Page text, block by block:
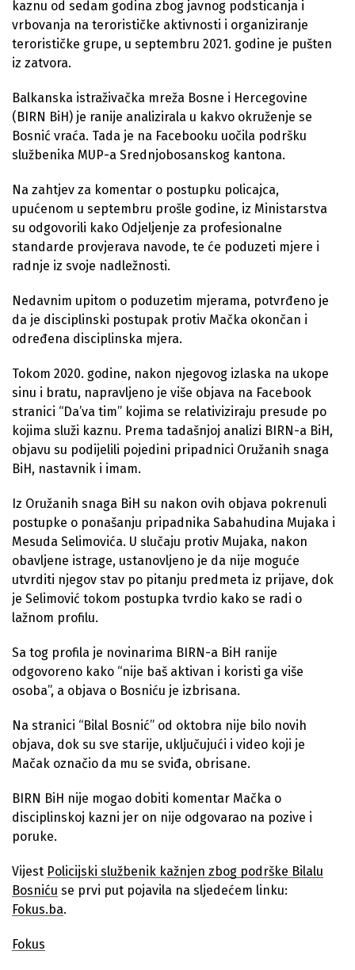
kaznu od sedam godina zbog javnog podsticanja i
vrbovanja na terorističke aktivnosti i organiziranje
terorističke grupe, u septembru 2021. godine je pušten
iz zatvora.
Balkanska istraživačka mreža Bosne i Hercegovine
(BIRN BiH) je ranije analizirala u kakvo okruženje se
Bosnić vraća. Tada je na Facebooku uočila podršku
službenika MUP-a Srednjobosanskog kantona.
Na zahtjev za komentar o postupku policajca,
upućenom u septembru prošle godine, iz Ministarstva
su odgovorili kako Odjeljenje za profesionalne
standarde provjerava navode, te će poduzeti mjere i
radnje iz svoje nadležnosti.
Nedavnim upitom o poduzetim mjerama, potvrđeno je
da je disciplinski postupak protiv Mačka okončan i
određena disciplinska mjera.
Tokom 2020. godine, nakon njegovog izlaska na ukope
sinu i bratu, napravljeno je više objava na Facebook
stranici “Da’va tim” kojima se relativiziraju presude po
kojima služi kaznu. Prema tadašnjoj analizi BIRN-a BiH,
objavu su podijelili pojedini pripadnici Oružanih snaga
BiH, nastavnik i imam.
Iz Oružanih snaga BiH su nakon ovih objava pokrenuli
postupke o ponašanju pripadnika Sabahudina Mujaka i
Mesuda Selimovića. U slučaju protiv Mujaka, nakon
obavljene istrage, ustanovljeno je da nije moguće
utvrditi njegov stav po pitanju predmeta iz prijave, dok
je Selimović tokom postupka tvrdio kako se radi o
lažnom profilu.
Sa tog profila je novinarima BIRN-a BiH ranije
odgovoreno kako “nije baš aktivan i koristi ga više
osoba”, a objava o Bosniću je izbrisana.
Na stranici “Bilal Bosnić” od oktobra nije bilo novih
objava, dok su sve starije, uključujući i video koji je
Mačak označio da mu se sviđa, obrisane.
BIRN BiH nije mogao dobiti komentar Mačka o
disciplinskoj kazni jer on nije odgovarao na pozive i
poruke.
Vijest Policijski službenik kažnjen zbog podrške Bilalu
Bosniću se prvi put pojavila na sljedećem linku:
Fokus.ba.
Fokus